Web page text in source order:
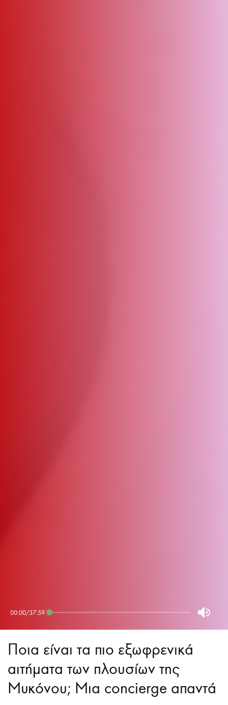
Ποια είναι τα πιο εξωφρενικά
αιτήματα των πλουσίων της
Μυκόνου; Μια concierge απαντά
00:00/37:59